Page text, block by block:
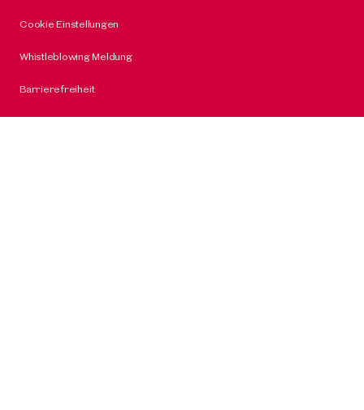
Cookie Einstellungen
Whistleblowing Meldung
Barrierefreiheit